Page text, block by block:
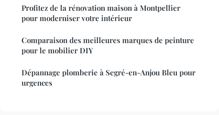
Profitez de la rénovation maison à Montpellier
pour moderniser votre intérieur
Comparaison des meilleures marques de peinture
pour le mobilier DIY
Dépannage plomberie à Segré-en-Anjou Bleu pour
urgences